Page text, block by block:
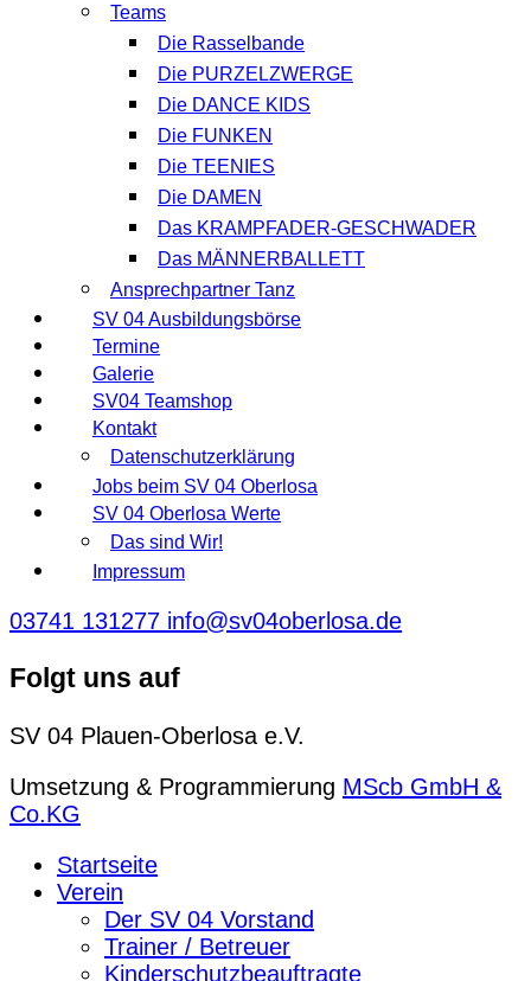
Teams
Die Rasselbande
Die PURZELZWERGE
Die DANCE KIDS
Die FUNKEN
Die TEENIES
Die DAMEN
Das KRAMPFADER-GESCHWADER
Das MÄNNERBALLETT
Ansprechpartner Tanz
SV 04 Ausbildungsbörse
Termine
Galerie
SV04 Teamshop
Kontakt
Datenschutzerklärung
Jobs beim SV 04 Oberlosa
SV 04 Oberlosa Werte
Das sind Wir!
Impressum
03741 131277 info@sv04oberlosa.de
Folgt uns auf
SV 04 Plauen-Oberlosa e.V.
Umsetzung & Programmierung MScb GmbH &
Co.KG
Startseite
Verein
Der SV 04 Vorstand
Trainer / Betreuer
Kinderschutzbeauftragte